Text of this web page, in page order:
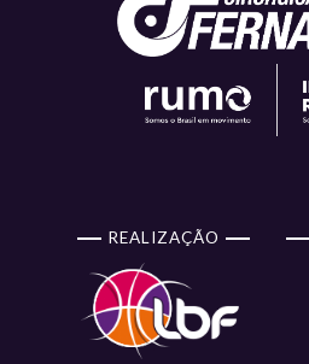
REALIZAÇÃO